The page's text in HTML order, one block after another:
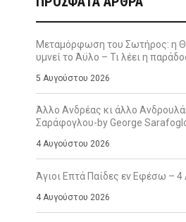
Μεταμόρφωση του Σωτήρος: η
υμνεί το Άϋλο – Τι λέει η
5 Αυγούστου 2026
Άλλο Ανδρέας κι άλλο
Σαράφογλου-by George
4 Αυγούστου 2026
Άγιοι Επτά Παίδες εν Εφέσω –
4 Αυγούστου 2026